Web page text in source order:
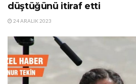
düştüğünü itiraf etti
24 ARALIK 2023